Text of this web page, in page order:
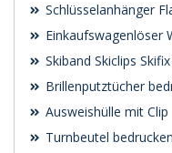
Schlüsselanhänger
Einkaufswagenlöser
Skiband Skiclips
Brillenputztücher
Ausweishülle mit Clip
Turnbeutel bedrucken